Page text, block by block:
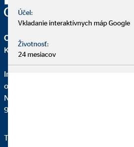
OVB Allfinanz Slovensko a.s.
Kancelária | Zvolen
Ing. Adam Gajdoš
okresný riaditeľ pre OVB
Nádvorná 16
960 01 Zvolen
Telefon:
Účel:
Vkladanie interaktívnych máp Google
Životnosť:
24 mesiacov